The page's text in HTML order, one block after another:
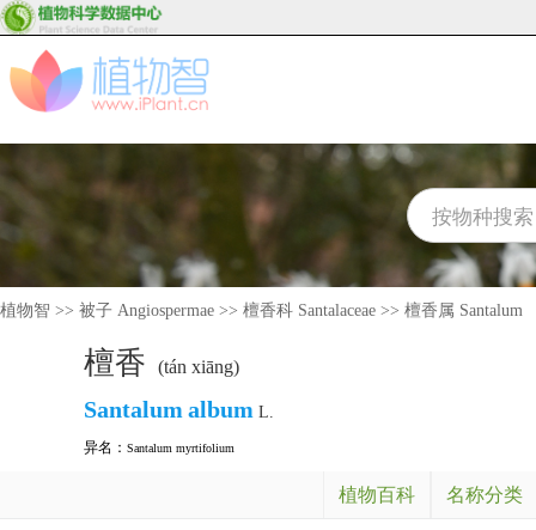
植物智 >> 被子 Angiospermae >> 檀香科 Santalaceae >> 檀香属 Santalum
檀香 (tán xiāng)
Santalum album L.
异名： Santalum myrtifolium
植物百科 名称分类